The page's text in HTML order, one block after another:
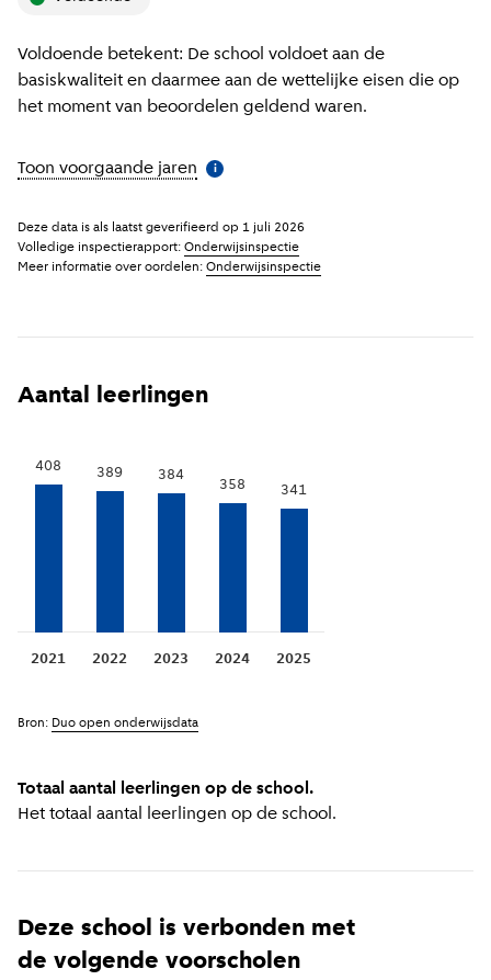
Voldoende betekent: De school voldoet aan de
basiskwaliteit en daarmee aan de wettelijke eisen die op
het moment van beoordelen geldend waren.
Toon voorgaande jaren Meer informatie
i
Deze data is als laatst geverifieerd op 1 juli 2026
Volledige inspectierapport: Onderwijsinspectie
Meer informatie over oordelen: Onderwijsinspectie
Aantal leerlingen
Totaal aantal leerlingen op de school.
Het totaal aantal leerlingen op de school.
2021
408
2022
389
2023
384
2024
358
2025
341
Bron: Duo open onderwijsdata
Deze school is verbonden met
de volgende voorscholen